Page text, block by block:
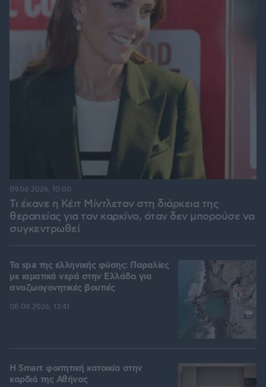
Τι έκανε η Κέιτ Μίντλετον στη διάρκεια της
θεραπείας για τον καρκίνο, όταν δεν μπορούσε να
συγκεντρωθεί
09.08.2026, 10:00
Τα spa της ελληνικής φύσης: Παραλίες
με ιαματικά νερά στην Ελλάδα για
αναζωογονητικές βουτιές
08.08.2026, 13:41
Η Smart φοιτητική κατοικία στην
καρδιά της Αθήνας